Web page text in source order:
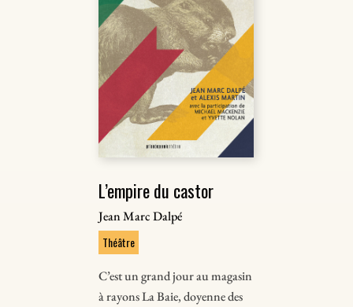
L’empire du castor
Jean Marc Dalpé
Théâtre
C’est un grand jour au magasin
à rayons La Baie, doyenne des